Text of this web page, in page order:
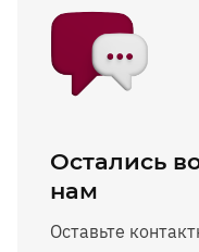
Остались
нам
Оставьте